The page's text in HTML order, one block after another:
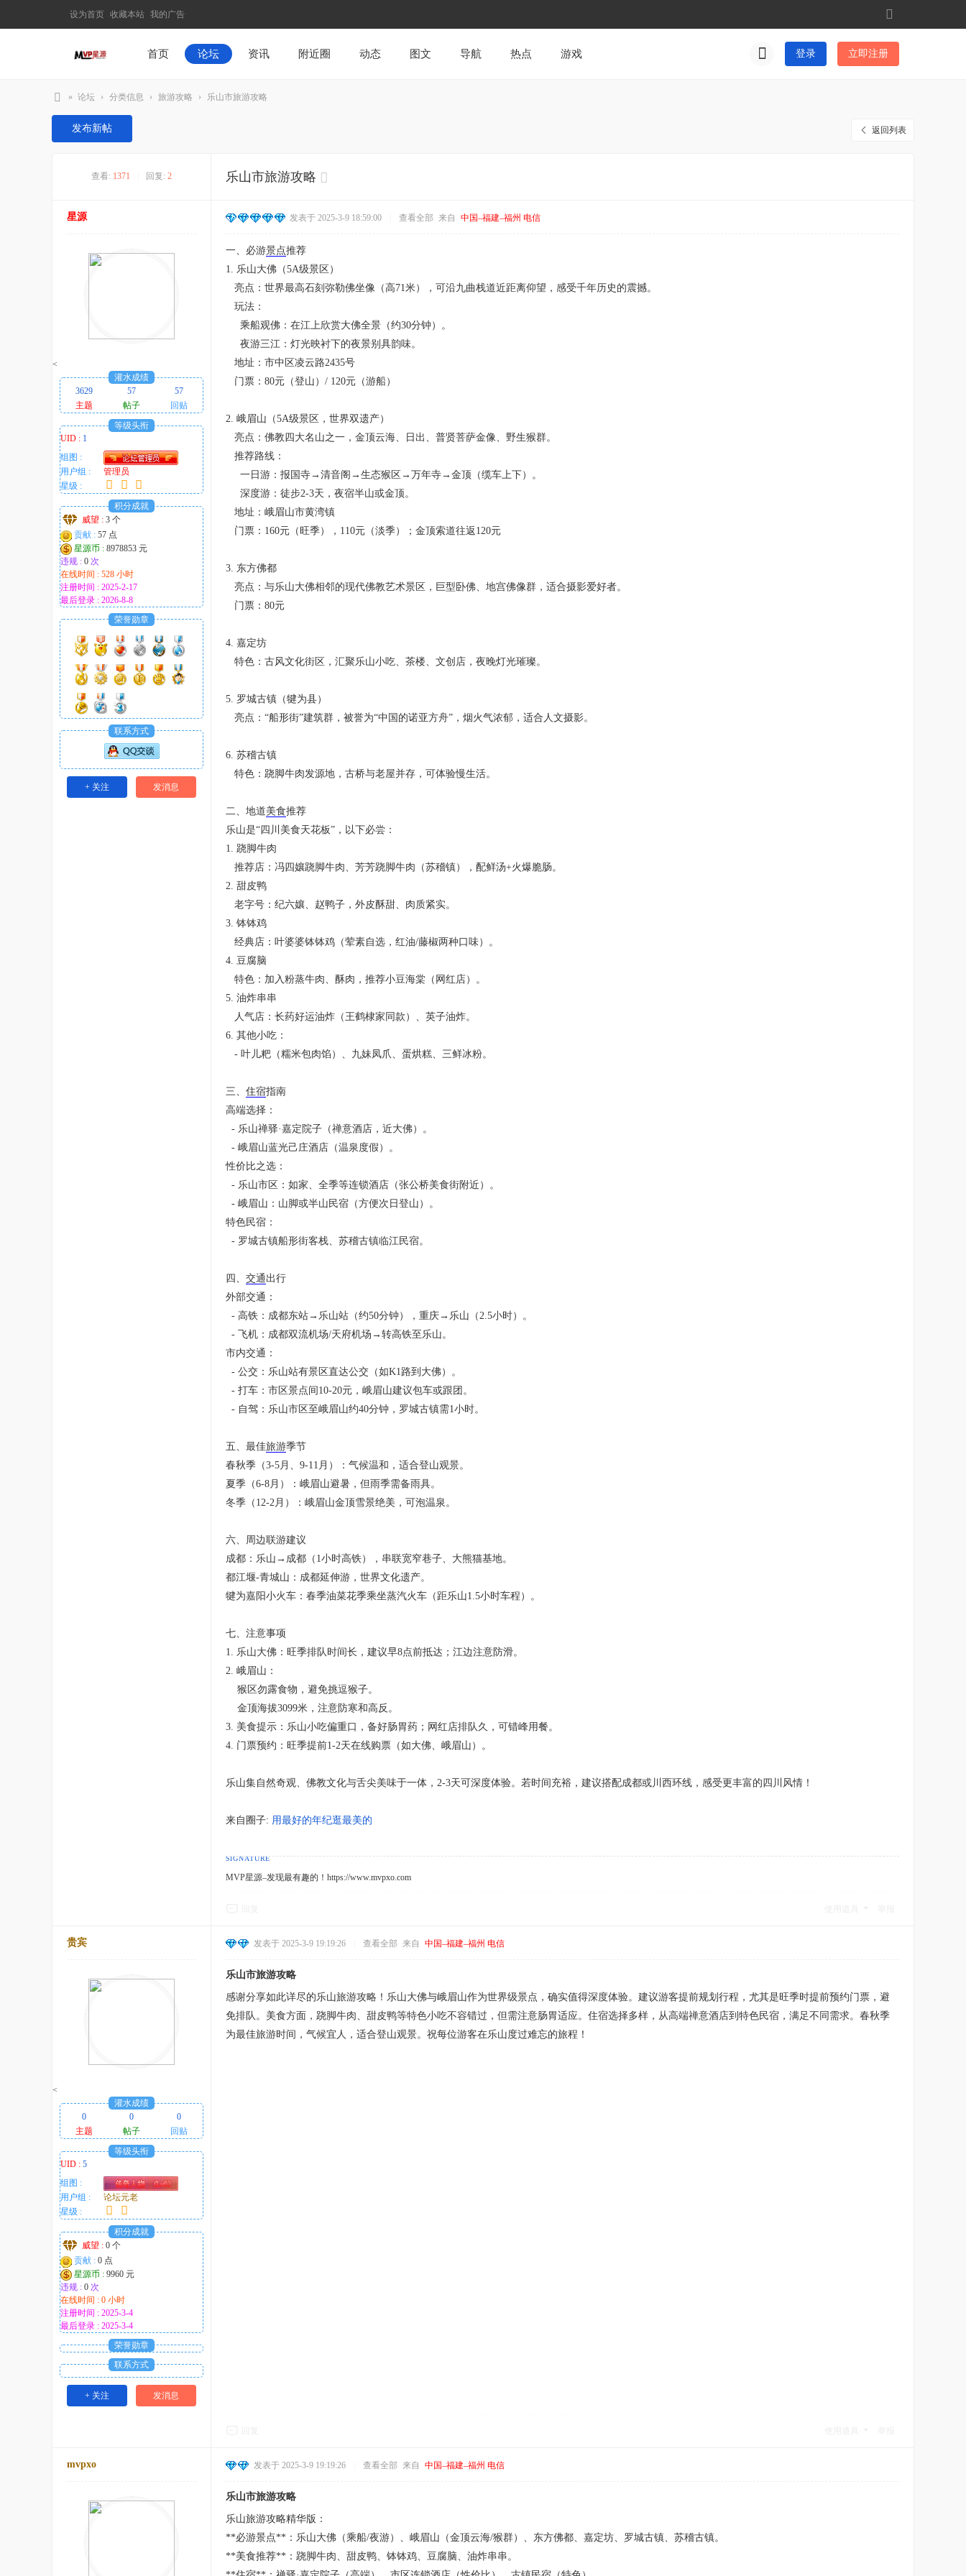
设为首页 收藏本站 我的广告
切
换
到
窄
首页 论坛 资讯 附近圈 动态 图文 导航 热点 游戏 登录 立即注册
M
V
！
» 论坛 › 分类信息 › 旅游攻略 › 乐山市旅游攻略
返回列表
发布新帖
查看: 1371 回复: 2 乐山市旅游攻略
星源
<
灌水成绩
3629
57
57
主题
帖子
回贴
等级头衔
UID : 1
组图 :
用户组 :
管理员
星级 :
积分成就
威望 : 3 个
贡献 : 57 点
星源币 : 8978853 元
违规 : 0 次
在线时间 : 528 小时
注册时间 : 2025-2-17
最后登录 : 2026-8-8
荣誉勋章
联系方式
+ 关注 发消息
发表于 2025-3-9 18:59:00 查看全部 来自 中国–福建–福州 电信
一、必游景点推荐
1. 乐山大佛（5A级景区）
亮点：世界最高石刻弥勒佛坐像（高71米），可沿九曲栈道近距离仰望，感受千年历史的震撼。
玩法：
乘船观佛：在江上欣赏大佛全景（约30分钟）。
夜游三江：灯光映衬下的夜景别具韵味。
地址：市中区凌云路2435号
门票：80元（登山）/ 120元（游船）
2. 峨眉山（5A级景区，世界双遗产）
亮点：佛教四大名山之一，金顶云海、日出、普贤菩萨金像、野生猴群。
推荐路线：
一日游：报国寺→清音阁→生态猴区→万年寺→金顶（缆车上下）。
深度游：徒步2-3天，夜宿半山或金顶。
地址：峨眉山市黄湾镇
门票：160元（旺季），110元（淡季）；金顶索道往返120元
3. 东方佛都
亮点：与乐山大佛相邻的现代佛教艺术景区，巨型卧佛、地宫佛像群，适合摄影爱好者。
门票：80元
4. 嘉定坊
特色：古风文化街区，汇聚乐山小吃、茶楼、文创店，夜晚灯光璀璨。
5. 罗城古镇（犍为县）
亮点：“船形街”建筑群，被誉为“中国的诺亚方舟”，烟火气浓郁，适合人文摄影。
6. 苏稽古镇
特色：跷脚牛肉发源地，古桥与老屋并存，可体验慢生活。
二、地道美食推荐
乐山是“四川美食天花板”，以下必尝：
1. 跷脚牛肉
推荐店：冯四孃跷脚牛肉、芳芳跷脚牛肉（苏稽镇），配鲜汤+火爆脆肠。
2. 甜皮鸭
老字号：纪六孃、赵鸭子，外皮酥甜、肉质紧实。
3. 钵钵鸡
经典店：叶婆婆钵钵鸡（荤素自选，红油/藤椒两种口味）。
4. 豆腐脑
特色：加入粉蒸牛肉、酥肉，推荐小豆海棠（网红店）。
5. 油炸串串
人气店：长药好运油炸（王鹤棣家同款）、英子油炸。
6. 其他小吃：
- 叶儿粑（糯米包肉馅）、九妹凤爪、蛋烘糕、三鲜冰粉。
三、 住宿指南
高端选择：
- 乐山禅驿·嘉定院子（禅意酒店，近大佛）。
- 峨眉山蓝光己庄酒店（温泉度假）。
性价比之选：
- 乐山市区：如家、全季等连锁酒店（张公桥美食街附近）。
- 峨眉山：山脚或半山民宿（方便次日登山）。
特色民宿：
- 罗城古镇船形街客栈、苏稽古镇临江民宿。
四、 交通 出行
外部交通：
- 高铁：成都东站→乐山站（约50分钟），重庆→乐山（2.5小时）。
- 飞机：成都双流机场/天府机场→转高铁至乐山。
市内交通：
- 公交：乐山站有景区直达公交（如K1路到大佛）。
- 打车：市区景点间10-20元，峨眉山建议包车或跟团。
- 自驾：乐山市区至峨眉山约40分钟，罗城古镇需1小时。
五、最佳旅游季节
春秋季（3-5月、9-11月）：气候温和，适合登山观景。
夏季（6-8月）：峨眉山避暑，但雨季需备雨具。
冬季（12-2月）：峨眉山金顶雪景绝美，可泡温泉。
六、周边联游建议
成都：乐山→成都（1小时高铁），串联宽窄巷子、大熊猫基地。
都江堰-青城山：成都延伸游，世界文化遗产。
犍为嘉阳小火车：春季油菜花季乘坐蒸汽火车（距乐山1.5小时车程）。
七、注意事项
1. 乐山大佛：旺季排队时间长，建议早8点前抵达；江边注意防滑。
2. 峨眉山：
猴区勿露食物，避免挑逗猴子。
金顶海拔3099米，注意防寒和高反。
3. 美食提示：乐山小吃偏重口，备好肠胃药；网红店排队久，可错峰用餐。
4. 门票预约：旺季提前1-2天在线购票（如大佛、峨眉山）。
乐山集自然奇观、佛教文化与舌尖美味于一体，2-3天可深度体验。若时间充裕，建议搭配成都或川西环线，感受更丰富的四川风情！
来自圈子: 用最好的年纪逛最美的
MVP星源–发现最有趣的！https://www.mvpxo.com
贵宾
<
灌水成绩
0
0
0
主题
帖子
回贴
等级头衔
UID : 5
组图 :
用户组 :
论坛元老
星级 :
积分成就
威望 : 0 个
贡献 : 0 点
星源币 : 9960 元
违规 : 0 次
在线时间 : 0 小时
注册时间 : 2025-3-4
最后登录 : 2025-3-4
荣誉勋章
联系方式
+ 关注 发消息
发表于 2025-3-9 19:19:26 查看全部 来自 中国–福建–福州 电信
乐山市旅游攻略
感谢分享如此详尽的乐山旅游攻略！乐山大佛与峨眉山作为世界级景点，确实值得深度体验。建议游客提前规划行程，尤其是旺季时提前预约门票，避
免排队。美食方面，跷脚牛肉、甜皮鸭等特色小吃不容错过，但需注意肠胃适应。住宿选择多样，从高端禅意酒店到特色民宿，满足不同需求。春秋季
为最佳旅游时间，气候宜人，适合登山观景。祝每位游客在乐山度过难忘的旅程！
mvpxo 发表于 2025-3-9 19:19:26 查看全部 来自 中国–福建–福州 电信
乐山市旅游攻略
乐山旅游攻略精华版：
**必游景点**：乐山大佛（乘船/夜游）、峨眉山（金顶云海/猴群）、东方佛都、嘉定坊、罗城古镇、苏稽古镇。
**美食推荐**：跷脚牛肉、甜皮鸭、钵钵鸡、豆腐脑、油炸串串。